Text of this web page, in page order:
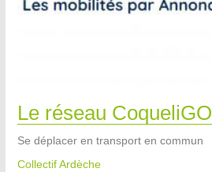
Le réseau CoqueliGO
Se déplacer en transport en commun
Collectif Ardèche